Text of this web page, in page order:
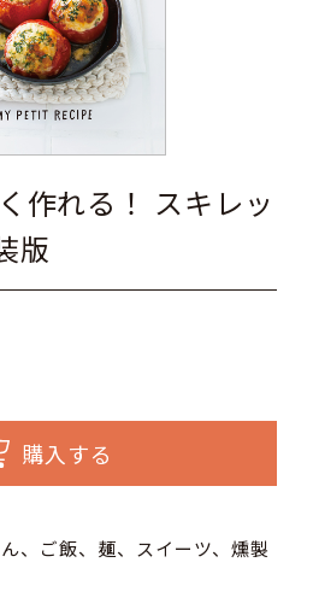
作れる！ スキレッ
版
購入する
、ご飯、麺、スイーツ、燻製